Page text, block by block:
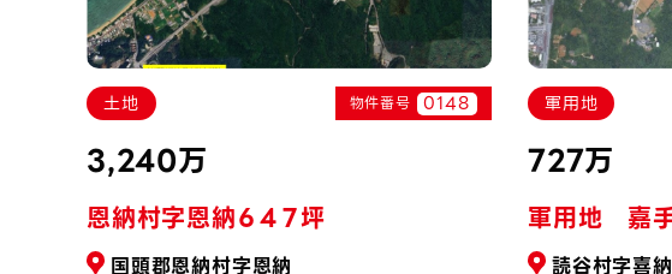
土地 物件番号 0148
3,240万
恩納村字恩納６４７坪
国頭郡恩納村字恩納
軍用地
727万
軍用地 嘉
読谷村字喜納